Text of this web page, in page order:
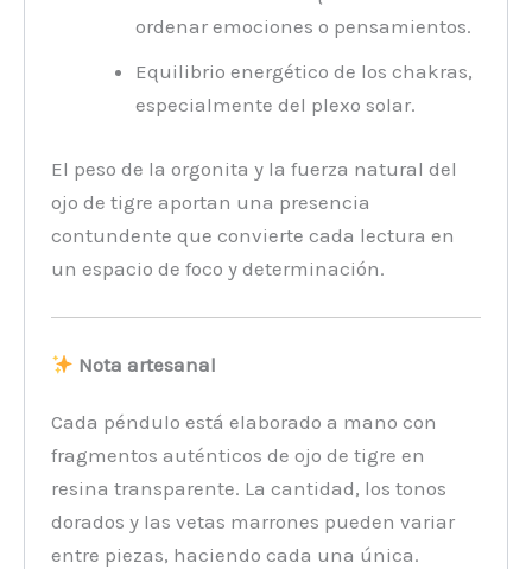
ordenar emociones o pensamientos.
Equilibrio energético de los chakras,
especialmente del plexo solar.
El peso de la orgonita y la fuerza natural del
ojo de tigre aportan una presencia
contundente que convierte cada lectura en
un espacio de foco y determinación.
Nota artesanal
Cada péndulo está elaborado a mano con
fragmentos auténticos de ojo de tigre en
resina transparente. La cantidad, los tonos
dorados y las vetas marrones pueden variar
entre piezas, haciendo cada una única.